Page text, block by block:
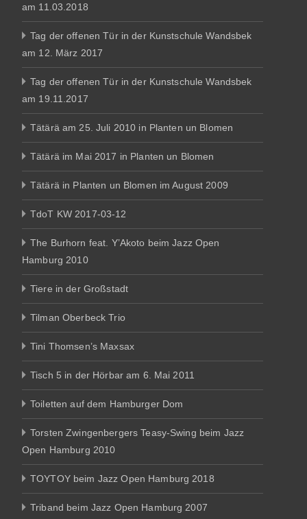
am 11.03.2018
Tag der offenen Tür in der Kunstschule Wandsbek
am 12. März 2017
Tag der offenen Tür in der Kunstschule Wandsbek
am 19.11.2017
Tätärä am 25. Juli 2010 in Planten un Blomen
Tätärä im Mai 2017 in Planten un Blomen
Tätärä in Planten un Blomen im August 2009
TdoT KW 2017-03-12
The Burhorn feat. Y’Akoto beim Jazz Open
Hamburg 2010
Tiere in der Großstadt
Tilman Oberbeck Trio
Tini Thomsen’s Maxsax
Tisch 5 in der Hörbar am 6. Mai 2011
Toiletten auf dem Hamburger Dom
Torsten Zwingenbergers Teasy-Swing beim Jazz
Open Hamburg 2010
TOYTOY beim Jazz Open Hamburg 2018
Triband beim Jazz Open Hamburg 2007